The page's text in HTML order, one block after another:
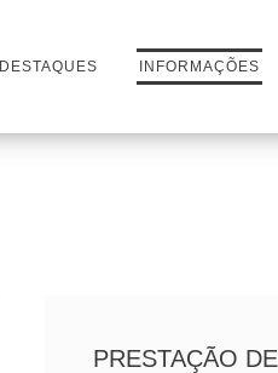
DESTAQUES INFORMAÇÕES
PRESTAÇÃO DE